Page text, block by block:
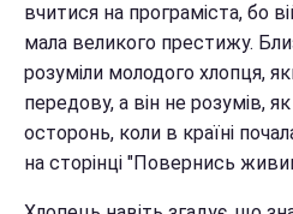
вчитися на програміста, бо
мала великого престижу.
розуміли молодого хлопця,
передову, а він не розумів,
осторонь, коли в країні
на сторінці "Повернись